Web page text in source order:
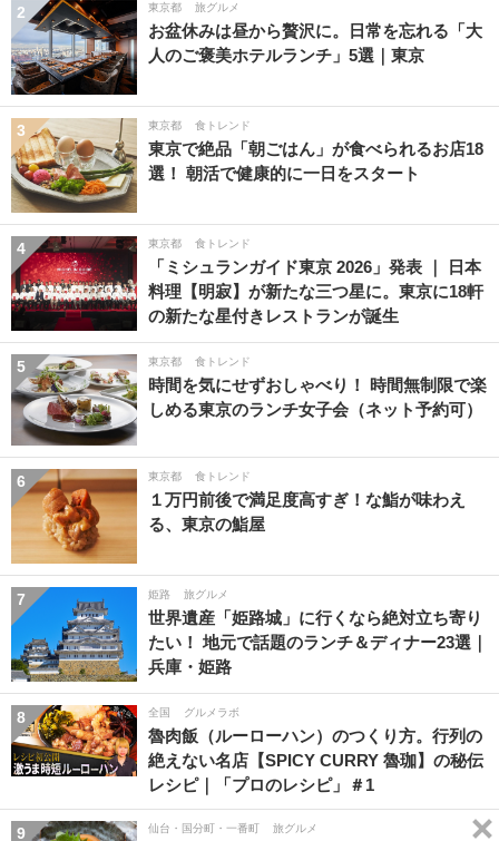
2 東京都 旅グルメ
お盆休みは昼から贅沢に。日常を忘れる「大
人のご褒美ホテルランチ」5選｜東京
3 東京都 食トレンド
東京で絶品「朝ごはん」が食べられるお店18
選！ 朝活で健康的に一日をスタート
4 東京都 食トレンド
「ミシュランガイド東京 2026」発表 ｜ 日本
料理【明寂】が新たな三つ星に。東京に18軒
の新たな星付きレストランが誕生
5 東京都 食トレンド
時間を気にせずおしゃべり！ 時間無制限で楽
しめる東京のランチ女子会（ネット予約可）
6 東京都 食トレンド
１万円前後で満足度高すぎ！な鮨が味わえ
る、東京の鮨屋
7 姫路 旅グルメ
世界遺産「姫路城」に行くなら絶対立ち寄り
たい！ 地元で話題のランチ＆ディナー23選｜
兵庫・姫路
8 全国 グルメラボ
魯肉飯（ルーローハン）のつくり方。行列の
絶えない名店【SPICY CURRY 魯珈】の秘伝
レシピ｜「プロのレシピ」＃1
9 仙台・国分町・一番町 旅グルメ